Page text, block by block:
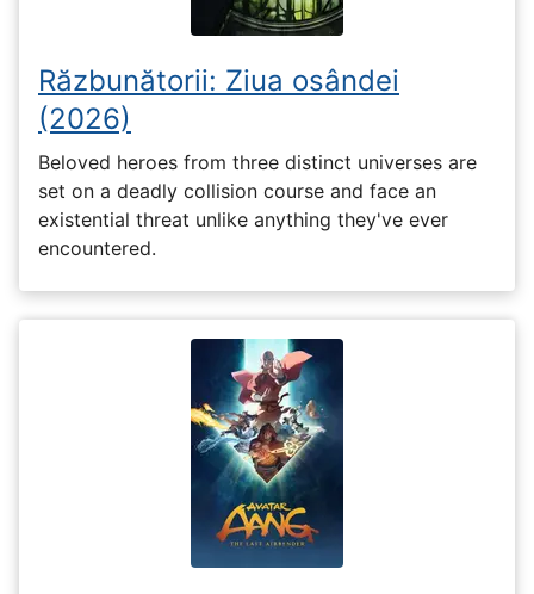
Răzbunătorii: Ziua osândei
(2026)
Beloved heroes from three distinct universes are
set on a deadly collision course and face an
existential threat unlike anything they've ever
encountered.